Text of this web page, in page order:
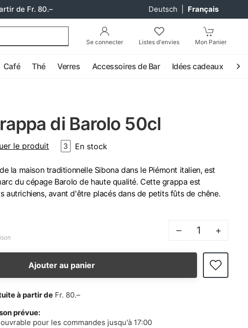
de Fr. 80.– Deutsch Français
Se connecter Listes d'envies Mon Panier
Café Thé Verres Accessoires de Bar Idées cadeaux
di Barolo 50cl
le produit 3 En stock
la maison traditionnelle Sibona dans le Piémont italien, est
du cépage Barolo de haute qualité. Cette grappa est
autrichiens, avant d'être placés dans de petits fûts de chêne.
– +
Ajouter au panier
à partir de Fr. 80.–
prévue:
pour les commandes jusqu'à 17:00